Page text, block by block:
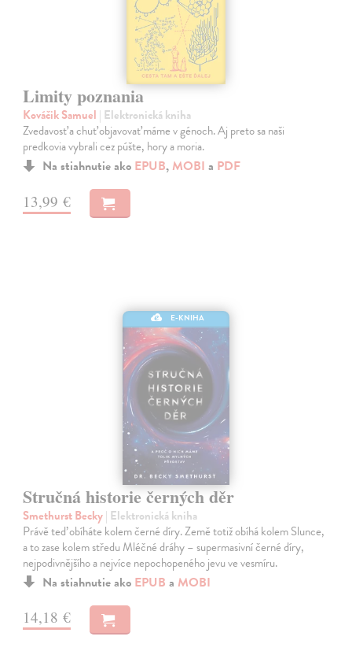
Limity poznania
Kováčik Samuel | Elektronická kniha
Zvedavosť a chuť objavovať máme v génoch. Aj preto sa naši
predkovia vybrali cez púšte, hory a moria.
Na stiahnutie ako EPUB, MOBI a PDF
13,99 €
E-KNIHA
Stručná historie černých děr
Smethurst Becky| Elektronická kniha
Právě teď obíháte kolem černé díry. Země totiž obíhá kolem Slunce,
a to zase kolem středu Mléčné dráhy – supermasivní černé díry,
nejpodivnějšího a nejvíce nepochopeného jevu ve vesmíru.
Na stiahnutie ako EPUB a MOBI
14,18 €